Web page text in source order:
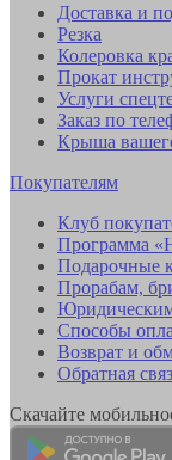
Доставка и
Резка
Колеровка
Прокат
Услуги
Заказ по
Крыша
Покупателям
Клуб
Программа
Подарочные
Прорабам,
Способы
Возврат и
Обратная
Скачайте